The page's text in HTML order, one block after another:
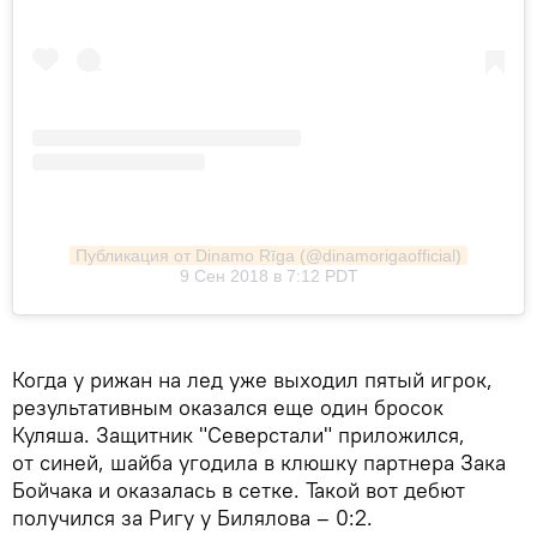
Публикация от Dinamo Rīga (@dinamorigaofficial)
9 Сен 2018 в 7:12 PDT
Когда у рижан на лед уже выходил пятый игрок,
результативным оказался еще один бросок
Куляша. Защитник "Северстали" приложился,
от синей, шайба угодила в клюшку партнера Зака
Бойчака и оказалась в сетке. Такой вот дебют
получился за Ригу у Билялова – 0:2.